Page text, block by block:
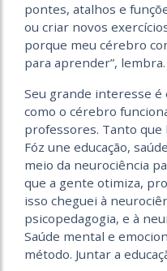
pontes, atalhos e
ou criar novos
porque meu cérebro
para aprender”, lembra.
Seu grande interesse
como o cérebro
professores. Tanto que
Fóz une educação,
meio da neurociência
que a gente otimiza,
isso cheguei à
psicopedagogia, e à
Saúde mental e
método. Juntar a